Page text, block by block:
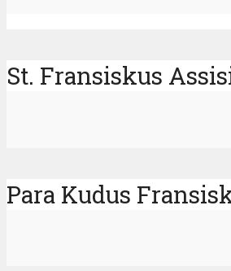
St. Fransiskus
Para Kudus